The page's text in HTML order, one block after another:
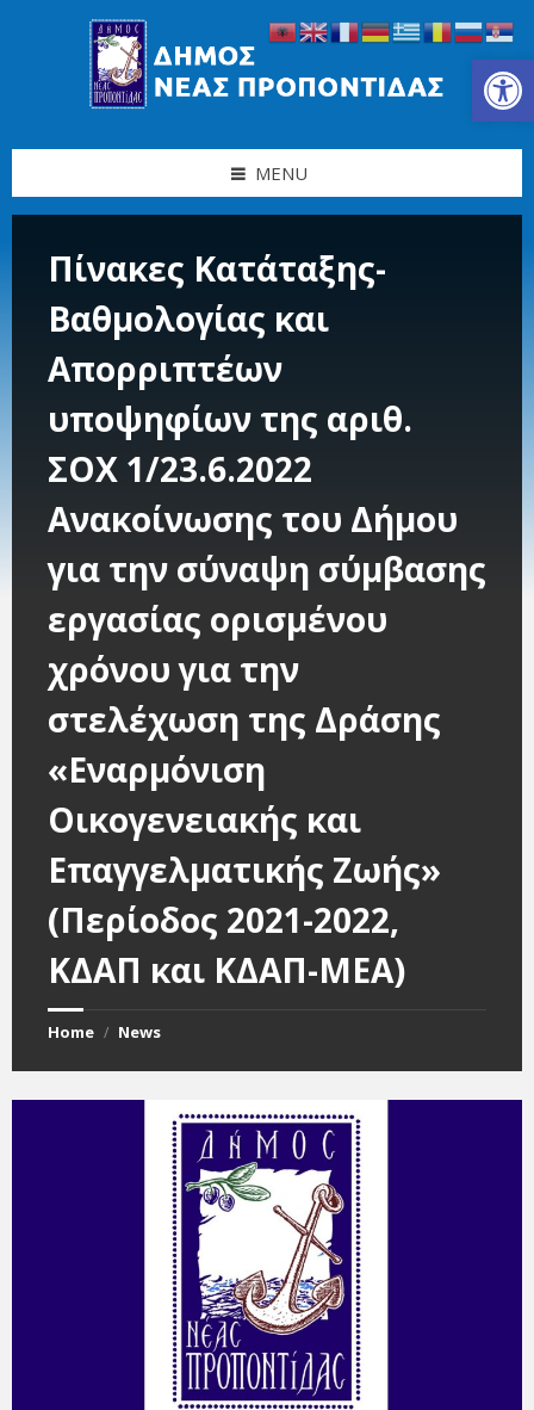
Ανοίξτε τη γραμμή εργαλείων
MENU
Πίνακες Κατάταξης-
Βαθμολογίας και
Απορριπτέων
υποψηφίων της αριθ.
ΣΟΧ 1/23.6.2022
Ανακοίνωσης του Δήμου
για την σύναψη σύμβασης
εργασίας ορισμένου
χρόνου για την
στελέχωση της Δράσης
«Εναρμόνιση
Οικογενειακής και
Επαγγελματικής Ζωής»
(Περίοδος 2021-2022,
ΚΔΑΠ και ΚΔΑΠ-ΜΕΑ)
Home / News